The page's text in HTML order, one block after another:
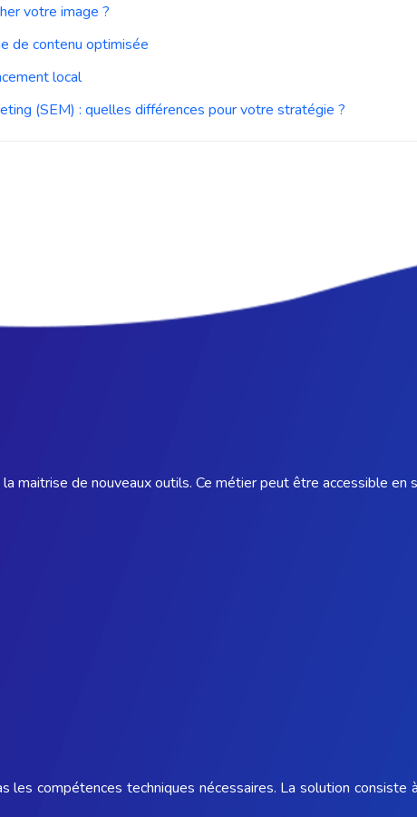
votre image ?
de contenu optimisée
local
(SEM) : quelles différences pour votre stratégie ?
maitrise de nouveaux outils. Ce métier peut être accessible en
les compétences techniques nécessaires. La solution